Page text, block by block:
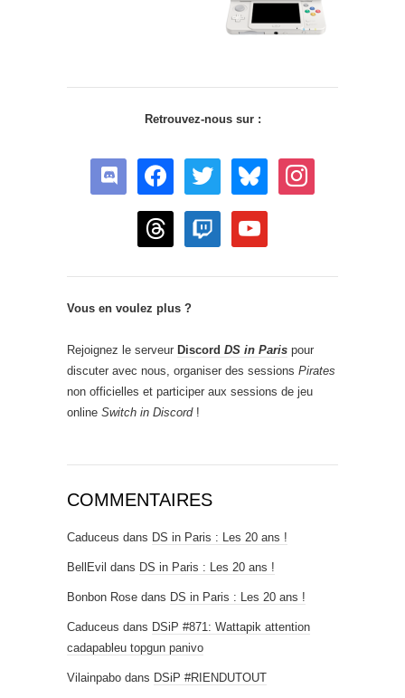
Retrouvez-nous sur :
discord facebook twitter bluesky instagram
threads twitch youtube
Vous en voulez plus ?
Rejoignez le serveur Discord DS in Paris pour
discuter avec nous, organiser des sessions Pirates
non officielles et participer aux sessions de jeu
online Switch in Discord!
COMMENTAIRES
Caduceus dans DS in Paris : Les 20 ans !
BellEvil dans DS in Paris : Les 20 ans !
Bonbon Rose dans DS in Paris : Les 20 ans !
Caduceus dans DSiP #871: Wattapik attention
cadapableu topgun panivo
Vilainpabo dans DSiP #RIENDUTOUT